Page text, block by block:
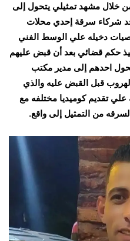
خلال مشهد تمثيلي يتحول إلى
شركاء سرقة إحدي محلات
دخيله علي الوسط الفني
حكم قضائي بعد أن قبض عليهم
احدهم إلى مدير مكتب
قبل القبض عليه والذي
تقديم كوميديا مختلفه مع
من التمثيل إلى واقع.